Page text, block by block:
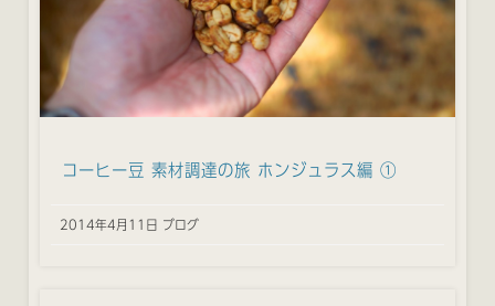
コーヒー豆 素材調達の旅 ホンジュラス編 ①
2014年4月11日 ブログ